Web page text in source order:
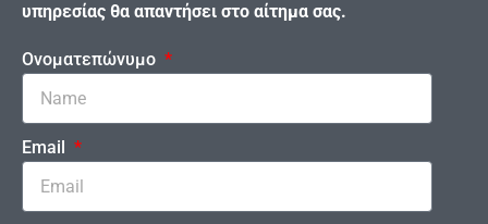
υπηρεσίας θα απαντήσει στο αίτημα σας.
Ονοματεπώνυμο
Email